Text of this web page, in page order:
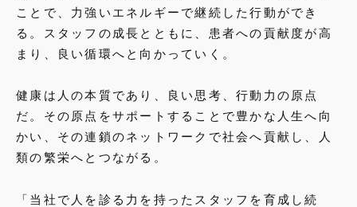
ことで、力強いエネルギーで継続した行動ができ
る。スタッフの成長とともに、患者への貢献度が高
まり、良い循環へと向かっていく。
健康は人の本質であり、良い思考、行動力の原点
だ。その原点をサポートすることで豊かな人生へ向
かい、その連鎖のネットワークで社会へ貢献し、人
類の繁栄へとつながる。
「当社で人を診る力を持ったスタッフを育成し続